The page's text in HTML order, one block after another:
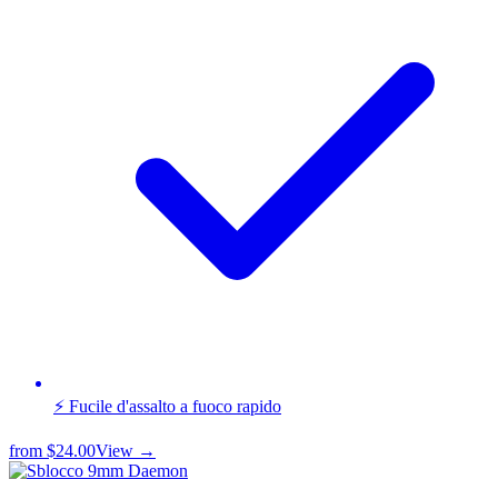
⚡ Fucile d'assalto a fuoco rapido
from $24.00View →